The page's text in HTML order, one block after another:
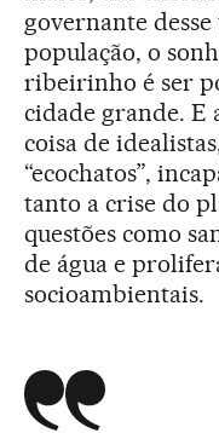
governante
população, o
ribeirinho é ser
cidade grande. E
coisa de
“ecochatos”,
tanto a crise do
questões como
de água e
socioambientais.